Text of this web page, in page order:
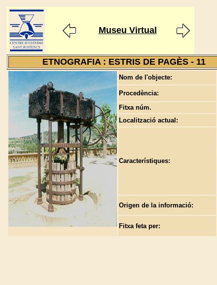
Museu Virtual
ETNOGRAFIA : ESTRIS DE PAGÈS - 11
Nom de l'objecte:
Procedència:
Fitxa núm.
Localització actual:
Característiques:
Origen de la informació:
Fitxa feta per: